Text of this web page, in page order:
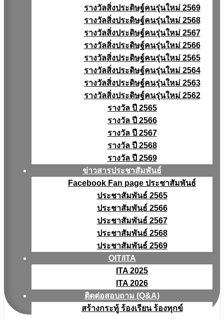
รางวัลสิ่งประดิษฐ์คนรุ่นใหม่ 2569
รางวัลสิ่งประดิษฐ์คนรุ่นใหม่ 2568
รางวัลสิ่งประดิษฐ์คนรุ่นใหม่ 2567
รางวัลสิ่งประดิษฐ์คนรุ่นใหม่ 2566
รางวัลสิ่งประดิษฐ์คนรุ่นใหม่ 2565
รางวัลสิ่งประดิษฐ์คนรุ่นใหม่ 2564
รางวัลสิ่งประดิษฐ์คนรุ่นใหม่ 2563
รางวัลสิ่งประดิษฐ์คนรุ่นใหม่ 2562
รางวัล ปี 2565
รางวัล ปี 2566
รางวัล ปี 2567
รางวัล ปี 2568
รางวัล ปี 2569
ข่าวสารประชาสัมพันธ์
Facebook Fan page ประชาสัมพันธ์
ประชาสัมพันธ์ 2565
ประชาสัมพันธ์ 2566
ประชาสัมพันธ์ 2567
ประชาสัมพันธ์ 2568
ประชาสัมพันธ์ 2569
OIT/ITA
ITA 2025
ITA 2026
ติดต่อสอบถาม (Q&A)
สร้างกระทู้ ร้องเรียน ร้องทุกข์